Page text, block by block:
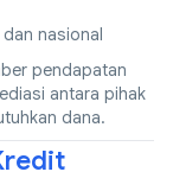
nasional
pendapatan
antara pihak
dana.